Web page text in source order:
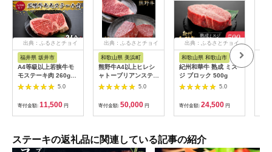
出典：ふるさとチョイ
ス
福井県 坂井市
A4等級以上若狭牛モ
モステーキ肉 260g
【若狭牛 もも肉 モモ
肉 ステーキ A4 等級
国産和牛 黒毛和牛 黒
毛和種 ブランド牛 和
牛 肉 牛 牛肉 坂井市
[A-10701]
5.0
寄付金額: 11,500 円
出典：ふるさとチョイ
ス
和歌山県 美浜町
熊野牛A4以上ヒレシ
ャトーブリアンステー
キ100g×2枚＆霜降り
サーロインステーキ
180g×2枚 ※着日指定
不可
5.0
寄付金額: 50,000 円
出典：ふるさとチョイ
和歌山県 和歌山市
紀州和華牛 熟成 ミス
ジ ブロック 500g
5.0
寄付金額: 24,500 円
ステーキの返礼品に関連している記事の紹介